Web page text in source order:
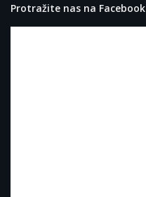
Protražite nas na Facebook